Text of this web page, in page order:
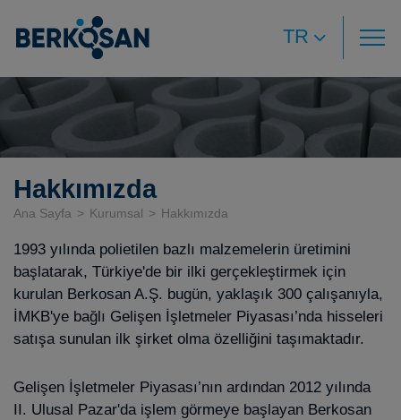
TR
Hakkımızda
Ana Sayfa Kurumsal Hakkımızda
1993 yılında polietilen bazlı malzemelerin üretimini
başlatarak, Türkiye'de bir ilki gerçekleştirmek için
kurulan Berkosan A.Ş. bugün, yaklaşık 300 çalışanıyla,
İMKB'ye bağlı Gelişen İşletmeler Piyasası’nda hisseleri
satışa sunulan ilk şirket olma özelliğini taşımaktadır.
Gelişen İşletmeler Piyasası’nın ardından 2012 yılında
II. Ulusal Pazar'da işlem görmeye başlayan Berkosan